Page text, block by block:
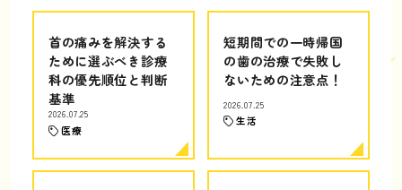
首の痛みを解決する
ために選ぶべき診療
科の優先順位と判断
基準
2026.07.25
医療
短期間での一時帰国
の歯の治療で失敗し
ないための注意点！
2026.07.25
生活